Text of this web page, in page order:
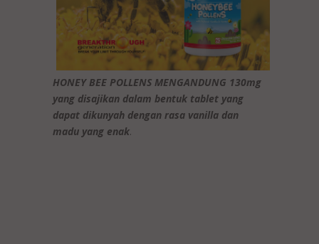
HONEY BEE POLLENS MENGANDUNG 130mg
yang disajikan dalam bentuk tablet yang
dapat dikunyah dengan rasa vanilla dan
madu yang enak.